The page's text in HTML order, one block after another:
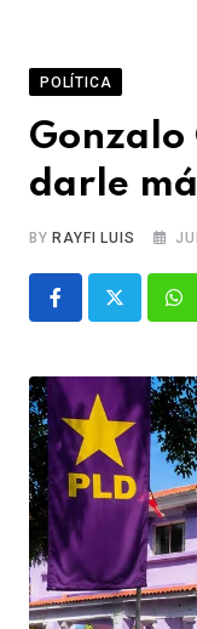
POLÍTICA
Gonzalo
darle
BYRAYFI LUIS